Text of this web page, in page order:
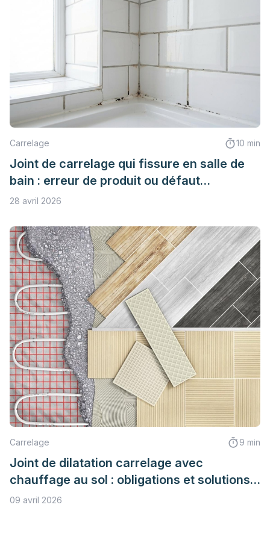
Carrelage 10 min
Joint de carrelage qui fissure en salle de
bain : erreur de produit ou défaut
d’étanchéité ?
28 avril 2026
Carrelage 9 min
Joint de dilatation carrelage avec
chauffage au sol : obligations et solutions
esthétiques
09 avril 2026